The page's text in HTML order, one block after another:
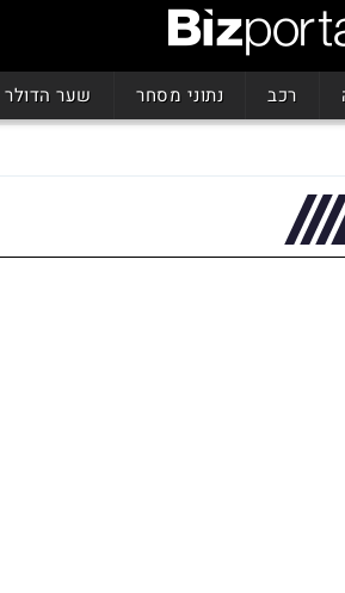
רכב נתוני מסחר שער הדולר